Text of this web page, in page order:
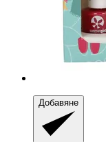
Добавяне